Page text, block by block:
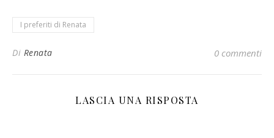
I preferiti di Renata
Di Renata 0 commenti
LASCIA UNA RISPOSTA